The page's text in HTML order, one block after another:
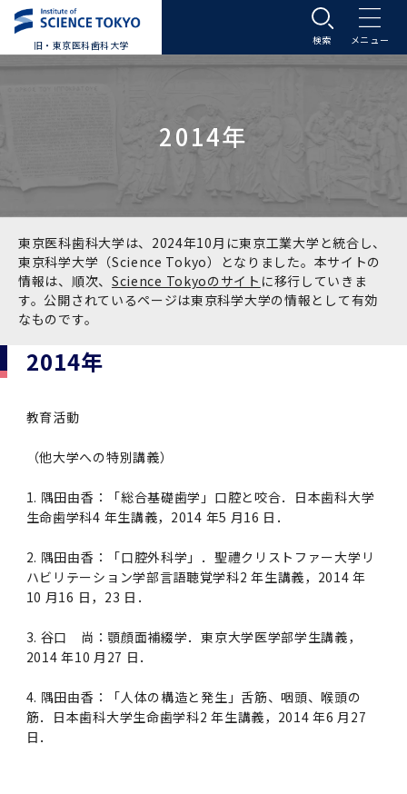
旧・東京医科歯科大学
学長メッセージ
基本理念・沿革
基本理念・沿革トップ
歴代校長及び学長
ブランド
東京医科歯科大学の特色
学
教育について
研究について
医療について
世界大学ランキング
大学組織一覧
副学長
理事･監事
役員会
広報誌・刊行物トップ
大学紹介動画トップ
大学紹介動画
キャンパスライフ編
大学概要（冊子）
統合報告書
広報誌
大学の計画と評価
大学評価の制度について
大学評価の制度についてトップ
概説
1-1．第４期中期目標・中期計画等について【6
年間】
1-1．第４期中期目標・中期計画等について【6
年間】トップ
1-2.年度計画・年度評価等について【第1期～
第3期】
四大学連合
四大学連合トップ
四大学連合憲章等
四大学連合憲章等トップ
複合領域コース(四大学共通)
情報公開・個人情報
情報公開・個人情報トップ
情報公開制度
東京医科歯科大学ＳＤＧｓ推進宣言
男性職員の育児休業等取得推進宣言
入学案内トップ
大学案内
学部受験生向け「大学案内」（冊子）
入試制度
学部入試の変更点（予告）
入試データ
これまでの学部入試変更点
学部などについて
学部などについてトップ
ILA国府台
医学部
学生生活などについて
学生生活などについてトップ
授業料・入学料・検定料
イベント
イベントトップ
資料請求
募集要項
医歯学総合研究科
保健衛生学研究科
FAQ
WEB出願
アドミッション・ポリシー
過去の試験問題・入試データ
TOEFL-ITP試験結果（スコアレポート）の返
却について
聴講生・科目等履修生および大学院研究生募集
トップ
医学部
難治疾患研究所
入学に関するお問い合わせ窓口
学生生活
学生生活トップ
Science Tokyo SPRING (医歯学系)
フロントランナー育成プログラム Science
Tokyo Post-SPRING(医歯学系)春募集につい
て
令和7年度（2025年度）「総合知と癒しの次世
代フロントランナー育成プログラム Science
Tokyo SPRING(医歯学系)」対象学生の春募集
について
Post-SPRING（MD）Program for the 2026
Academic Year by Eligible Students
(*Spring admission)
ための共創型エキスパート人材育成プログラム
対象学生（Science Tokyo BOOST（医歯学
系）生）の募集について
令和7年度トップレベルAI研究のための共創型
エキスパート人材育成プログラム対象学生（医
歯学系-BOOST生）の募集について
令和６年度（2024年度）TMDUトップレベル
ログラム 対象学生（TMDU-BOOST生）の募
集について
援制度
CS（クリニシャン・サイエンティスト）養成支
援制度トップ
サイエンティスト）養成支援制度の募集につい
て
Call for Applications for the Clinician
Scientist (CS) Training Support Program
授業・カリキュラム
授業・カリキュラムトップ
四大学連合･複合領域コース
保健衛生学研究科科目等履修生について
入学料・授業料・奨学金
入学料・授業料・奨学金トップ
授業料・入学料・検定料
(Admission & Tuition
Exemption/Deferment)
留学情報
アルバイトについて
就職・キャリア支援
教育研究組織等
教育研究組織等トップ
ポリシートップ
医学部（医学科･保健衛生学科）
歯学部（歯学科･口腔保健学科）
大学院医歯学総合研究科
大学院保健衛生学研究科
医学部（医学科･保健衛生学科）
医学部（医学科･保健衛生学科）トップ
医学科
保健衛生学科 【看護学専攻】
保健衛生学科 【検査技術学専攻】
歯学部（歯学科･口腔保健学科）
歯学部（歯学科･口腔保健学科）トップ
歯学科
口腔保健学科【口腔保健衛生学専攻】
大学院医歯学総合研究科
大学院医歯学総合研究科トップ
修士課程 医歯理工保健学専攻
大学院保健衛生学研究科
大学院保健衛生学研究科トップ
教養部
教養部トップ
公開講座・公開シンポジウム・講演会等のお知
大学院医歯学総合研究科
大学院医歯学総合研究科トップ
修士課程 医歯理工保健学専攻
修士課程 医歯理工保健学専攻トップ
修士課程 医歯理工保健学専攻【医療管理政策
学（MMA）コース】
大学院保健衛生学研究科
大学院保健衛生学研究科トップ
研究科長挨拶
寄附講座・寄附部門一覧
ジョイントリサーチ講座・ジョイントリサーチ
部門一覧
大学病院
歯科（歯系診療部門）
外部資金
外部資金トップ
研究費獲得支援
産学官連携
e-Rad 府省共通研究開発管理システム(外部サ
科研費電子申請システム(外部サイト)
研究手続き
研究手続きトップ
倫理審査申請システム
利益相反申告システム(学外利用時VPN必要)
臨床研究審査委員会申請システム
研究活動
研究活動トップ
研究情報データベース
機関リポジトリ
研究組織
研究組織トップ
若手研究者支援センター（YISC）
取り組み・規制
取り組み・規制トップ
事務部
受験生 在学生
卒業生
企業・研究者・一般の方
病院をご利用の方
アクセス
2014年
東京医科歯科大学は、2024年10月に東京工業大学と統合し、
東京科学大学（Science Tokyo）となりました。本サイトの
情報は、順次、 Science Tokyoのサイト に移行していきま
す。公開されているページは東京科学大学の情報として有効
なものです。
2014年
教育活動
（他大学への特別講義）
1. 隅田由香：「総合基礎歯学」口腔と咬合．日本歯科大学
生命歯学科4 年生講義，2014 年5 月16 日．
2. 隅田由香：「口腔外科学」．聖禮クリストファー大学リ
ハビリテーション学部言語聴覚学科2 年生講義，2014 年
10 月16 日，23 日．
3. 谷口 尚：顎顔面補綴学．東京大学医学部学生講義，
2014 年10 月27 日．
4. 隅田由香：「人体の構造と発生」舌筋、咽頭、喉頭の
筋．日本歯科大学生命歯学科2 年生講義，2014 年6 月27
日．